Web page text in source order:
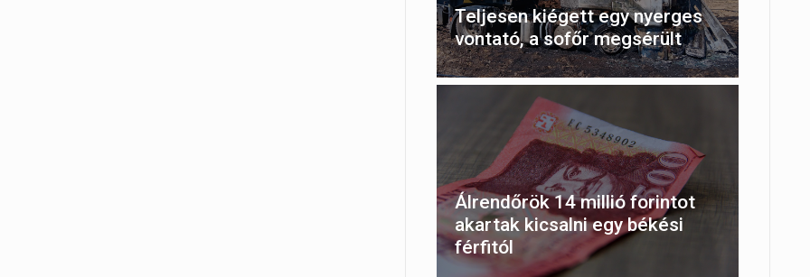
Teljesen kiégett egy nyerges
vontató, a sofőr megsérült
Álrendőrök 14 millió forintot
akartak kicsalni egy békési
férfitól